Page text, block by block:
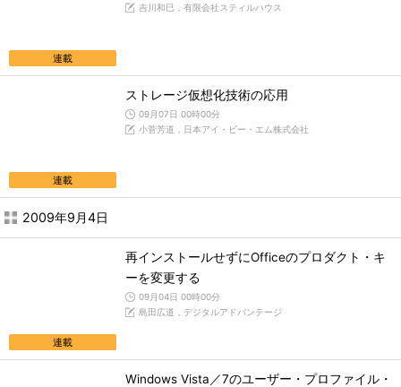
連載
吉川和巳，有限会社スティルハウス
連載
ストレージ仮想化技術の応用
09月07日 00時00分
小菅芳道，日本アイ・ビー・エム株式会社
2009年9月4日
連載
再インストールせずにOfficeのプロダクト・キ
ーを変更する
09月04日 00時00分
島田広道，デジタルアドバンテージ
Windows Vista／7のユーザー・プロファイル・